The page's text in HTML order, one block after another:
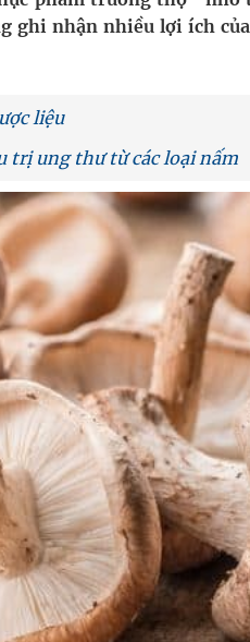
Dung Quất
định kỳ, khám sàng lọc miễn phí
thầm
sầu riêng 2026
ghi nhận nhiều lợi ích
liệu
trị ung thư từ các loại nấm